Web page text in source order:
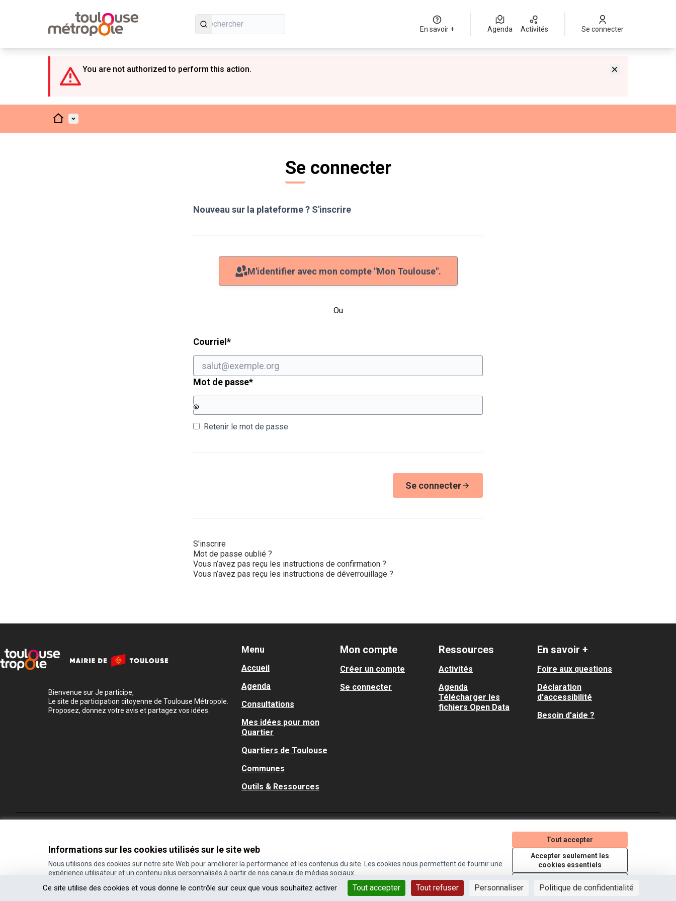
Ce site utilise des cookies et vous donne le contrôle sur ceux que vous souhaitez activer Tout accepter Tout refuser Personnaliser Politique de confidentialité
Informations sur les cookies utilisés sur le site web
Nous utilisons des cookies sur notre site Web pour améliorer la performance et les contenus du site. Les cookies nous permettent de fournir une
expérience utilisateur et un contenu plus personnalisés à partir de nos canaux de médias sociaux.
Tout accepter
Accepter seulement les
cookies essentiels
En savoir + Agenda Activités Se connecter
You are not authorized to perform this action.
AccueilMenu principal
Se connecter
Nouveau sur la plateforme ? S'inscrire
M'identifier avec mon compte "Mon Toulouse".
Ou
Courriel *Champ obligatoire
Mot de passe*Champ obligatoire
Retenir le mot de passe
Se connecter
S'inscrire
Mot de passe oublié ?
Vous n’avez pas reçu les instructions de confirmation ?
Vous n’avez pas reçu les instructions de déverrouillage ?
Bienvenue sur Je participe,
Le site de participation citoyenne de Toulouse Métropole.
Proposez, donnez votre avis et partagez vos idées.
Menu
Accueil
Agenda
Consultations
Mes idées pour mon
Quartier
Quartiers de Toulouse
Communes
Outils & Ressources
Mon compte
Créer un compte
Se connecter
Ressources
Activités
Agenda
Télécharger les
fichiers Open Data
En savoir +
Foire aux questions
Déclaration
d'accessibilité
Besoin d'aide ?
(Lien externe)
(Lien externe)
(Lien externe)
(Lien externe)
Site réalisé grâce aulogiciel libre Decidim
(Lien externe)
.
Licence Creative
(Lien externe)